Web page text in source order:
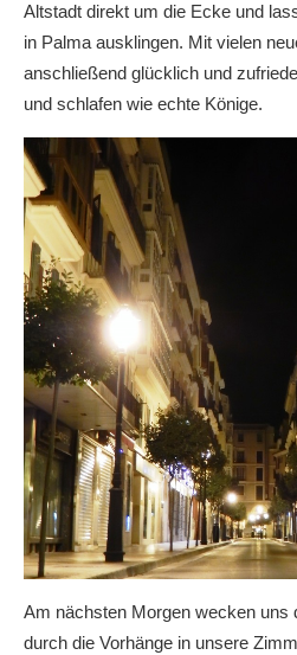
Altstadt direkt um die Ecke und
in Palma ausklingen. Mit vielen
anschließend glücklich und
und schlafen wie echte Könige.
Am nächsten Morgen wecken uns
durch die Vorhänge in unsere